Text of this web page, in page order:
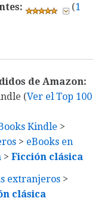
(1
de Amazon:
(Ver el Top 100
Kindle >
> eBooks en
> Ficción clásica
extranjeros >
clásica